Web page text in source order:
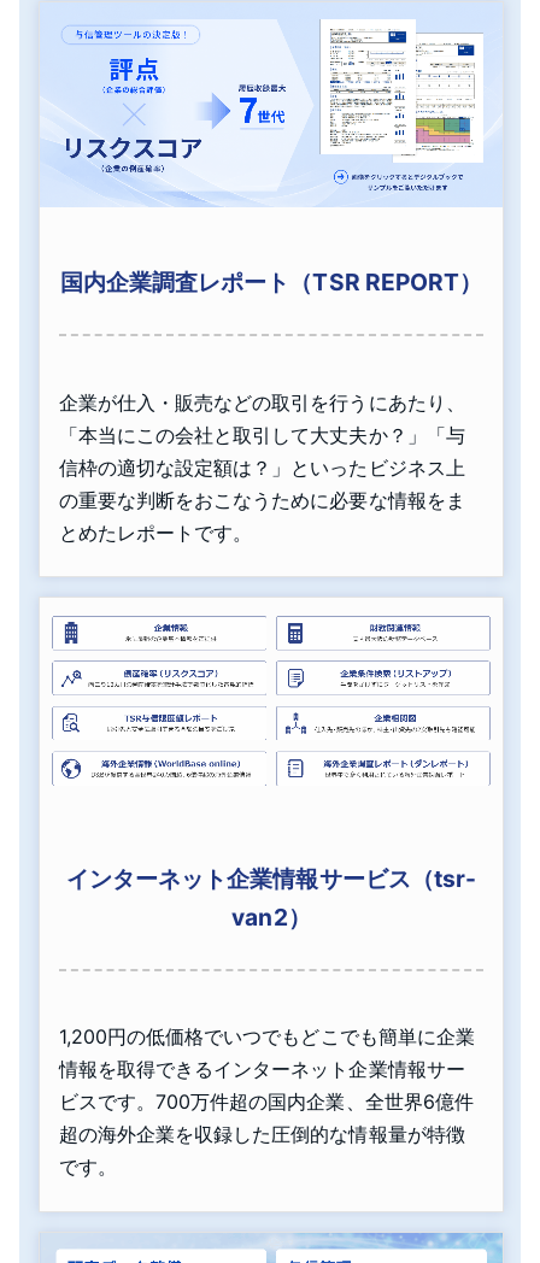
国内企業調査レポート（TSR REPORT）
企業が仕入・販売などの取引を行うにあたり、
「本当にこの会社と取引して大丈夫か？」「与
信枠の適切な設定額は？」といったビジネス上
の重要な判断をおこなうために必要な情報をま
とめたレポートです。
インターネット企業情報サービス（tsr-
van2）
1,200円の低価格でいつでもどこでも簡単に企業
情報を取得できるインターネット企業情報サー
ビスです。700万件超の国内企業、全世界6億件
超の海外企業を収録した圧倒的な情報量が特徴
です。